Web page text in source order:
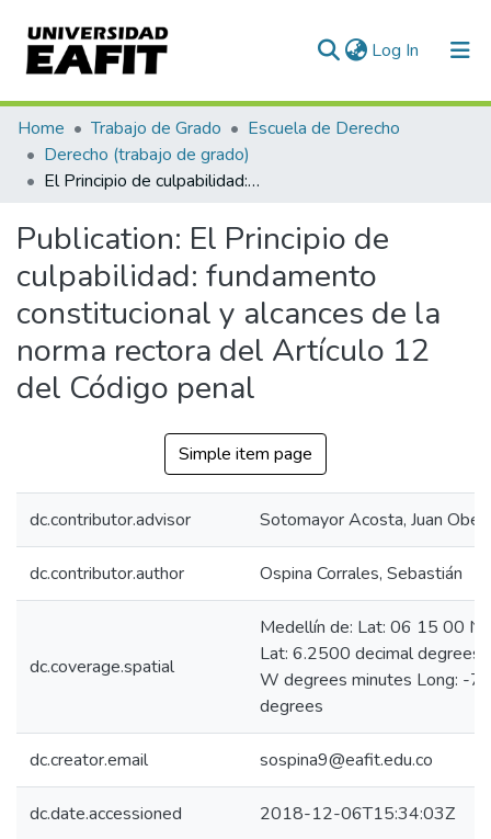
Log In (current)
Communities & Collections
All of DSpace
Home Trabajo de Grado
Escuela de Derecho
Derecho (trabajo de grado)
El Principio de culpabilidad: fundamento constitucional y alcances de la norma rectora del Artículo 12 del Código penal
Publication: El Principio de
culpabilidad: fundamento
constitucional y alcances de la
norma rectora del Artículo 12
del Código penal
Simple item page
dc.contributor.advisor Sotomayor Acosta, Juan
dc.contributor.author Ospina Corrales, Sebastián
dc.coverage.spatial
Medellín de: Lat: 06 15 00 N
Lat: 6.2500 decimal
W degrees minutes Long: -
degrees
dc.creator.email sospina9@eafit.edu.co
dc.date.accessioned 2018-12-06T15:34:03Z